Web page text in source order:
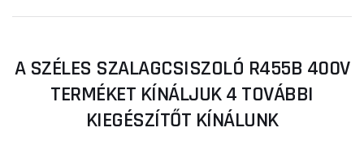
A SZÉLES SZALAGCSISZOLÓ R455B 400V
TERMÉKET KÍNÁLJUK 4 TOVÁBBI
KIEGÉSZÍTŐT KÍNÁLUNK